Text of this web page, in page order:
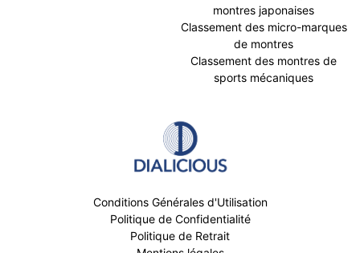
montres japonaises
Classement des micro-marques
de montres
Classement des montres de
sports mécaniques
Conditions Générales d'Utilisation
Politique de Confidentialité
Politique de Retrait